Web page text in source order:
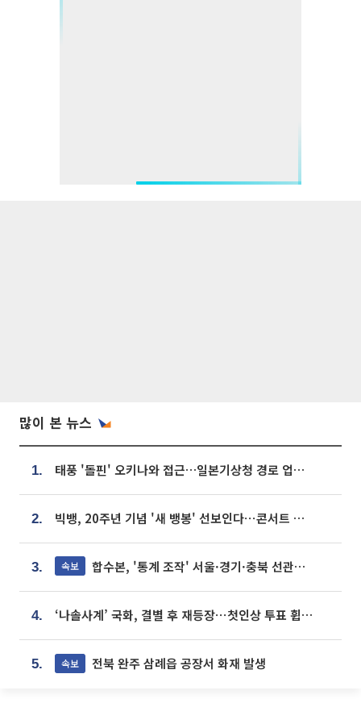
많이 본 뉴스
1. 태풍 '돌핀' 오키나와 접근…일본기상청 경로 업데이트
2. 빅뱅, 20주년 기념 '새 뱅봉' 선보인다⋯콘서트 앞두고 팝업 개최
3. 속보 합수본, '통계 조작' 서울·경기·충북 선관위 등 추가 압수수색
4. ‘나솔사계’ 국화, 결별 후 재등장⋯첫인상 투표 휩쓸고 ‘인기녀’ 등극
5. 속보 전북 완주 삼례읍 공장서 화재 발생